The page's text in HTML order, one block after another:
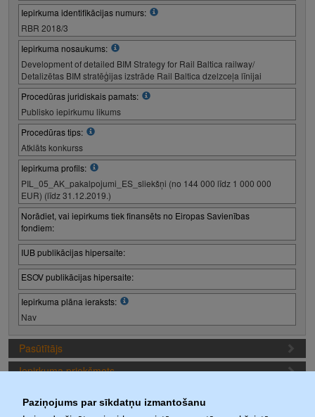
Paziņojums par sīkdatņu izmantošanu
Iepirkuma identifikācijas numurs:
RBR 2018/3
Iepirkuma nosaukums:
Development of detailed BIM Strategy for Rail Baltica railway/
Detalizētas BIM stratēģijas izstrāde Rail Baltica dzelzceļa līnijai
Procedūras juridiskais pamats:
Publisko iepirkumu likums
Procedūras tips:
Atklāts konkurss
Iepirkuma profils:
PIL_05_AK_pakalpojumi_ES_sliekšņi (no 144 000 līdz 1 000 000
EUR) (līdz 31.12.2019.)
Norādiet, vai iepirkums tiek finansēts no Eiropas Savienības
fondiem:
IUB publikācijas hipersaite:
ESOV publikācijas hipersaite:
Iepirkuma plāna ieraksts:
Nav
Pasūtītājs
Iepirkuma priekšmets